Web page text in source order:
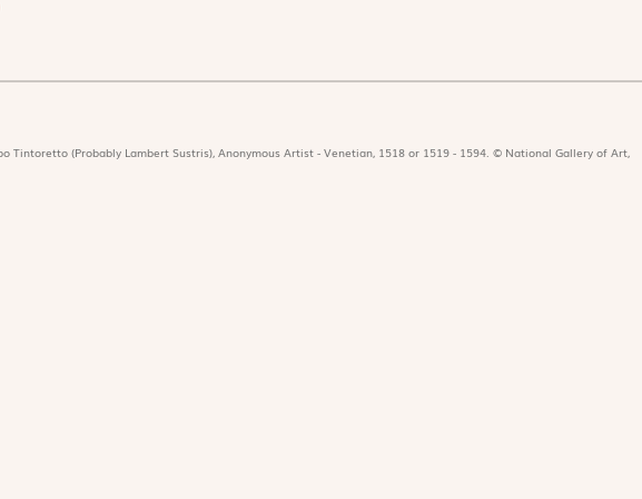
Tintoretto (Probably Lambert Sustris), Anonymous Artist - Venetian, 1518 or 1519 - 1594. © National Gallery of Art,